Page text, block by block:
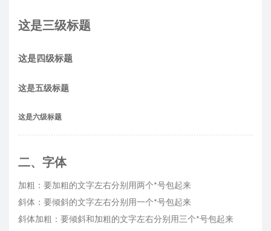
这是三级标题
这是四级标题
这是五级标题
这是六级标题
二、字体
加粗：要加粗的文字左右分别用两个*号包起来
斜体：要倾斜的文字左右分别用一个*号包起来
斜体加粗：要倾斜和加粗的文字左右分别用三个*号包起来